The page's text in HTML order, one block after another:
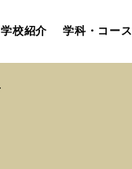
学校紹介 学科・コース